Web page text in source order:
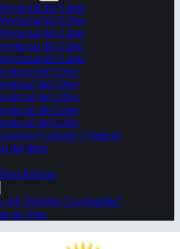
del Libro
del Libro
del Libro
del Libro
del Libro
del Libro
del Libro
del Libro
del Libro
del Libro
Cultural y Natural
del libro
Italiana
del Tránsito Cocomarola”
de Vera